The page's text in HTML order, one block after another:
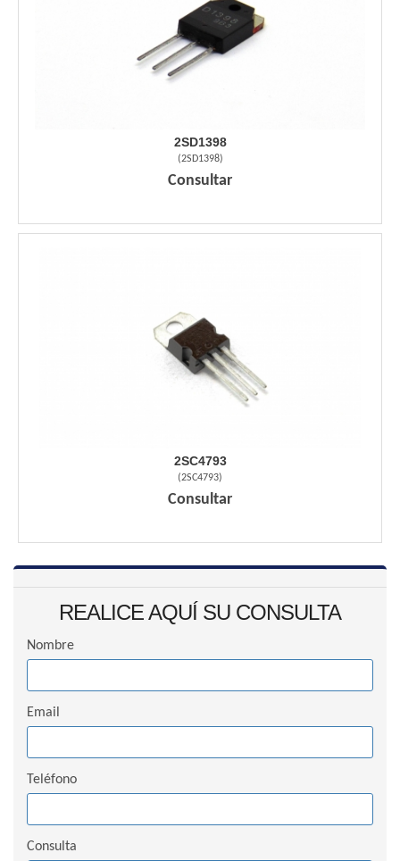
2SD1398
(2SD1398)
Consultar
2SC4793
(2SC4793)
Consultar
REALICE AQUÍ SU CONSULTA
Nombre
Email
Teléfono
Consulta